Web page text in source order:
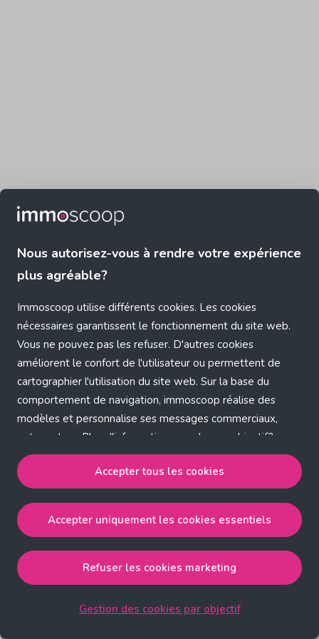
Nous autorisez-vous à rendre votre expérience
plus agréable?
Immoscoop utilise différents cookies. Les cookies
nécessaires garantissent le fonctionnement du site web.
Vous ne pouvez pas les refuser. D'autres cookies
améliorent le confort de l'utilisateur ou permettent de
cartographier l'utilisation du site web. Sur la base du
comportement de navigation, immoscoop réalise des
modèles et personnalise ses messages commerciaux,
entre autres. Plus d'informations sur chaque objectif?
Cliquez sur 'Gestion des cookies par objectif'.
Notre politique de cookies
Accepter tous les cookies
strictement nécessaires, performance, fonctionnalité et
publicité ciblée.
Accepter uniquement les cookies essentielsaccepte
les cookies strictement nécessaires.
Accepter tous les cookies
Accepter uniquement les cookies essentiels
Refuser les cookies marketing
Gestion des cookies par objectif
Application error: a client-side exception has occurred (see the
browser console for more information)